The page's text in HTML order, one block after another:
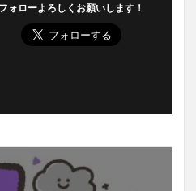
フォローよろしくお願いします！